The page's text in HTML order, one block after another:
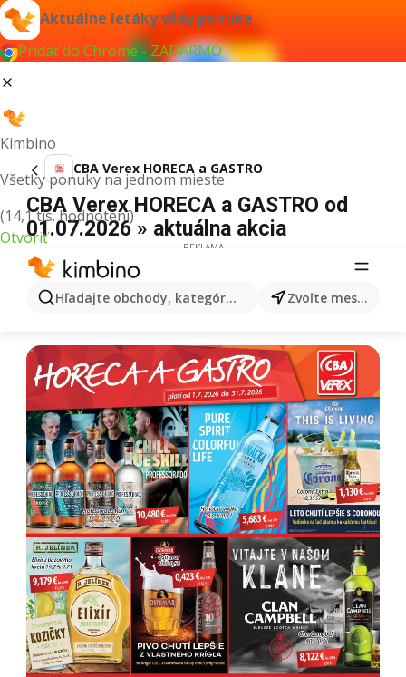
Aktuálne letáky vždy po ruke
Pridať do Chrome - ZADARMO
Kimbino
Všetky ponuky na jednom mieste
(14,1 tis. hodnotení)
Otvoriť
Hľadajte obchody, kategórie, produkty... Zvoľte mesto
CBA Verex HORECA a GASTRO
CBA Verex HORECA a GASTRO od
01.07.2026 » aktuálna akcia
REKLAMA